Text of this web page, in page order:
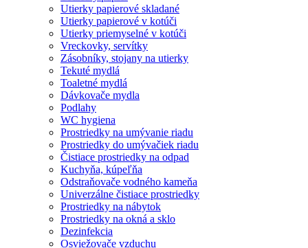
Utierky papierové skladané
Utierky papierové v kotúči
Utierky priemyselné v kotúči
Vreckovky, servítky
Zásobníky, stojany na utierky
Tekuté mydlá
Toaletné mydlá
Dávkovače mydla
Podlahy
WC hygiena
Prostriedky na umývanie riadu
Prostriedky do umývačiek riadu
Čistiace prostriedky na odpad
Kuchyňa, kúpeľňa
Odstraňovače vodného kameňa
Univerzálne čistiace prostriedky
Prostriedky na nábytok
Prostriedky na okná a sklo
Dezinfekcia
Osviežovače vzduchu